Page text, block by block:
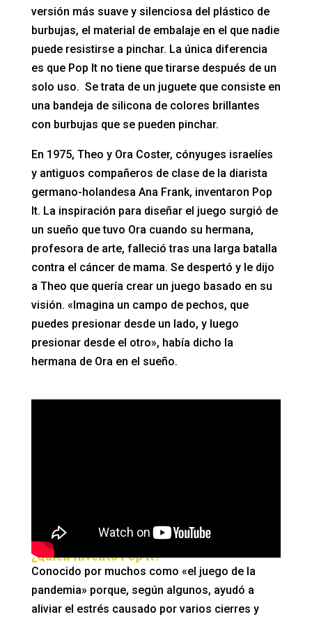
versión más suave y silenciosa del plástico de
burbujas, el material de embalaje en el que nadie
puede resistirse a pinchar. La única diferencia
es que Pop It no tiene que tirarse después de un
solo uso. Se trata de un juguete que consiste en
una bandeja de silicona de colores brillantes
con burbujas que se pueden pinchar.
En 1975, Theo y Ora Coster, cónyuges israelíes
y antiguos compañeros de clase de la diarista
germano-holandesa Ana Frank, inventaron Pop
It. La inspiración para diseñar el juego surgió de
un sueño que tuvo Ora cuando su hermana,
profesora de arte, falleció tras una larga batalla
contra el cáncer de mama. Se despertó y le dijo
a Theo que quería crear un juego basado en su
visión. «Imagina un campo de pechos, que
puedes presionar desde un lado, y luego
presionar desde el otro», había dicho la
hermana de Ora en el sueño.
¿Quién inventó Pop it?
Conocido por muchos como «el juego de la
pandemia» porque, según algunos, ayudó a
aliviar el estrés causado por varios cierres y